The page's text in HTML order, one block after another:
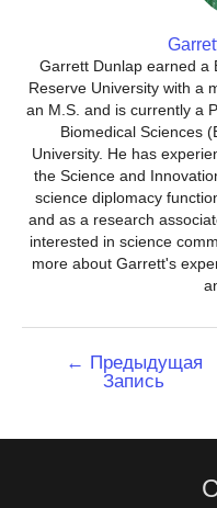
Garrett Dunlap earned a
Reserve University with a
an M.S. and is currently a
Biomedical Sciences
University. He has
the Science and
science diplomacy
and as a research
interested in science
more about Garrett's
Навигация
← Предыдущая
Запись